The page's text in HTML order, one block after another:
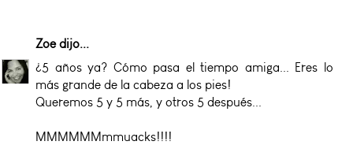
Zoedijo...
¿5 años ya? Cómo pasa el tiempo amiga... Eres lo
más grande de la cabeza a los pies!
Queremos 5 y 5 más, y otros 5 después...
MMMMMMmmuacks!!!!